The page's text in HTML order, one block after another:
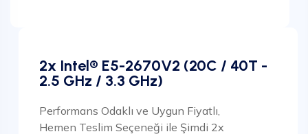
2x Intel® E5-2670V2 (20C / 40T -
2.5 GHz / 3.3 GHz)
Performans Odaklı ve Uygun Fiyatlı,
Hemen Teslim Seçeneği ile Şimdi 2x